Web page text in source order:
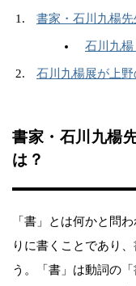
書家・石川九楊
石川九楊
石川九楊展が上野
書家・石川九楊
は？
「書」とは何かと問
りに書くことであり
う。「書」は動詞の